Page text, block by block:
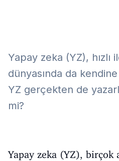
Yapay zeka (YZ),
dünyasında da
YZ gerçekten de
mi?
Yapay zeka (YZ), birçok